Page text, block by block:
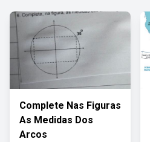
Complete Nas Figuras
As Medidas Dos
Arcos